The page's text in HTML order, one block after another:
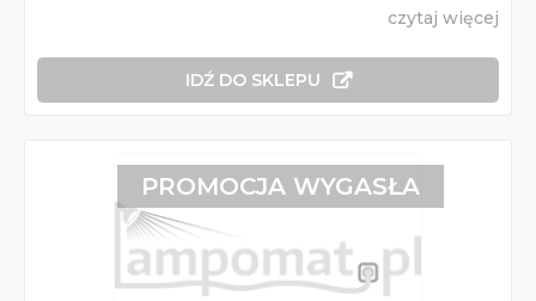
czytaj więcej
IDŹ DO SKLEPU
PROMOCJA WYGASŁA